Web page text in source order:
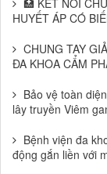
HUYẾT ÁP CÓ
CHUNG TAY
ĐA KHOA CẨM
Bảo vệ toàn
lây truyền Viêm
Bệnh viện đa
động gắn liền với